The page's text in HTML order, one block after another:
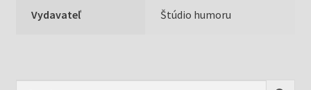
Vydavateľ Štúdio humoru